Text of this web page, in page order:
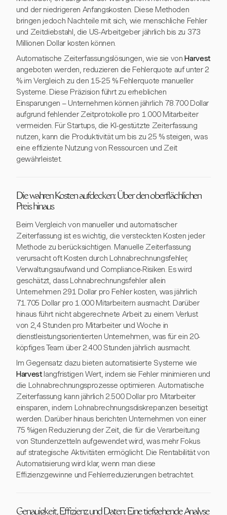
und der niedrigeren Anfangskosten. Diese Methoden
bringen jedoch Nachteile mit sich, wie menschliche Fehler
und Zeitdiebstahl, die US-Arbeitgeber jährlich bis zu 373
Millionen Dollar kosten können.
Automatische Zeiterfassungslösungen, wie sie vonHarvest
angeboten werden, reduzieren die Fehlerquote auf unter 2
% im Vergleich zu den 15-25 % Fehlerquote manueller
Systeme. Diese Präzision führt zu erheblichen
Einsparungen – Unternehmen können jährlich 78.700 Dollar
aufgrund fehlender Zeitprotokolle pro 1.000 Mitarbeiter
vermeiden. Für Startups, die KI-gestützte Zeiterfassung
nutzen, kann die Produktivität um bis zu 25 % steigen, was
eine effiziente Nutzung von Ressourcen und Zeit
gewährleistet.
Die wahren Kosten aufdecken: Über den oberflächlichen
Preis hinaus
Beim Vergleich von manueller und automatischer
Zeiterfassung ist es wichtig, die versteckten Kosten jeder
Methode zu berücksichtigen. Manuelle Zeiterfassung
verursacht oft Kosten durch Lohnabrechnungsfehler,
Verwaltungsaufwand und Compliance-Risiken. Es wird
geschätzt, dass Lohnabrechnungsfehler allein
Unternehmen 291 Dollar pro Fehler kosten, was jährlich
71.705 Dollar pro 1.000 Mitarbeitern ausmacht. Darüber
hinaus führt nicht abgerechnete Arbeit zu einem Verlust
von 2,4 Stunden pro Mitarbeiter und Woche in
dienstleistungsorientierten Unternehmen, was für ein 20-
köpfiges Team über 2.400 Stunden jährlich ausmacht.
Im Gegensatz dazu bieten automatisierte Systeme wie
Harvestlangfristigen Wert, indem sie Fehler minimieren und
die Lohnabrechnungsprozesse optimieren. Automatische
Zeiterfassung kann jährlich 2.500 Dollar pro Mitarbeiter
einsparen, indem Lohnabrechnungsdiskrepanzen beseitigt
werden. Darüber hinaus berichten Unternehmen von einer
75 %igen Reduzierung der Zeit, die für die Verarbeitung
von Stundenzetteln aufgewendet wird, was mehr Fokus
auf strategische Aktivitäten ermöglicht. Die Rentabilität von
Automatisierung wird klar, wenn man diese
Effizienzgewinne und Fehlerreduzierungen betrachtet.
Genauigkeit, Effizienz und Daten: Eine tiefgehende Analyse